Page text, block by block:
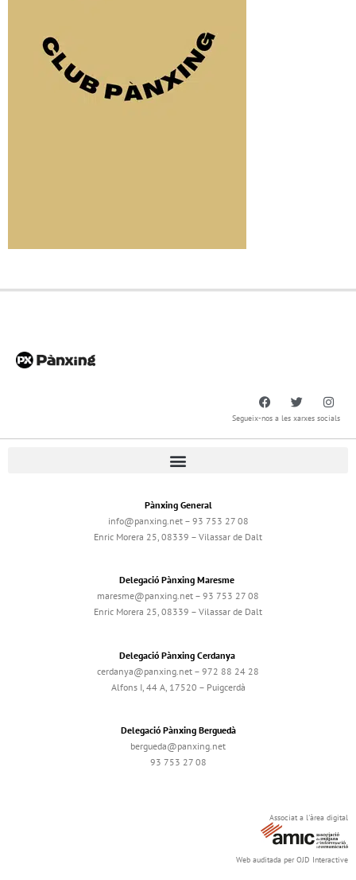
Segueix-nos a les xarxes socials
Pànxing General
info@panxing.net – 93 753 27 08
Enric Morera 25, 08339 – Vilassar de Dalt
Delegació Pànxing Maresme
maresme@panxing.net – 93 753 27 08
Enric Morera 25, 08339 – Vilassar de Dalt
Delegació Pànxing Cerdanya
cerdanya@panxing.net – 972 88 24 28
Alfons I, 44 A, 17520 – Puigcerdà
Delegació Pànxing Berguedà
bergueda@panxing.net
93 753 27 08
Associat a l'àrea digital
Web auditada per OJD Interactive